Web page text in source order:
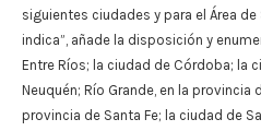
siguientes ciudades y para el Área
indica”, añade la disposición y
Entre Ríos; la ciudad de Córdoba; la
Neuquén; Río Grande, en la provincia
provincia de Santa Fe; la ciudad de